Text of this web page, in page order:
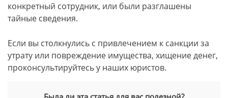
конкретный сотрудник, или были разглашены
тайные сведения.
Если вы столкнулись с привлечением к санкции за
утрату или повреждение имущества, хищение денег,
проконсультируйтесь у наших юристов.